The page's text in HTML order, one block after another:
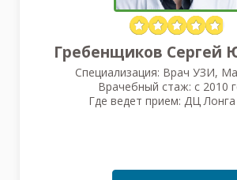
Гребенщиков Сергей
Специализация: Врач УЗИ,
Врачебный стаж: с 2010
Где ведет прием: ДЦ